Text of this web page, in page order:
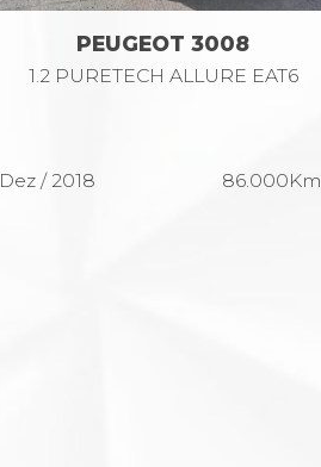
PEUGEOT 3008
1.2 PURETECH ALLURE EAT6
Dez / 2018 86.000Km